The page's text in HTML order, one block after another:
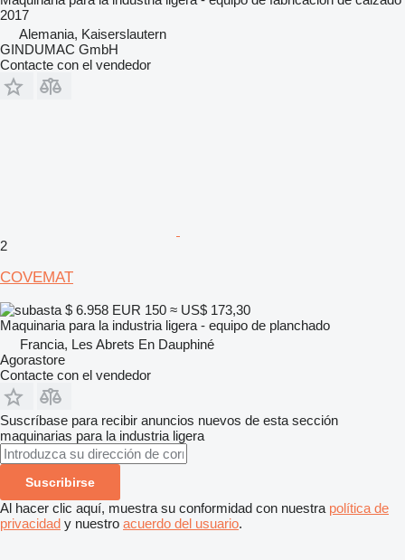
2017
Alemania, Kaiserslautern
GINDUMAC GmbH
Contacte con el vendedor
2
COVEMAT
$ 6.958 EUR 150 ≈ US$ 173,30
Maquinaria para la industria ligera - equipo de planchado
Francia, Les Abrets En Dauphiné
Agorastore
Contacte con el vendedor
Suscríbase para recibir anuncios nuevos de esta sección
maquinarias para la industria ligera
Suscribirse
Al hacer clic aquí, muestra su conformidad con nuestra política de
privacidad y nuestro acuerdo del usuario.